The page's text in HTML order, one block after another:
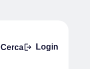
Cerca Login